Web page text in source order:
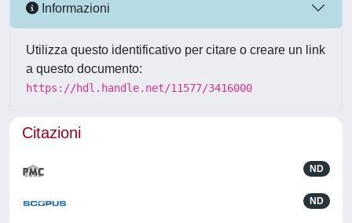
Informazioni
Utilizza questo identificativo per citare o creare un link
a questo documento:
https://hdl.handle.net/11577/3416000
Citazioni
ND
ND